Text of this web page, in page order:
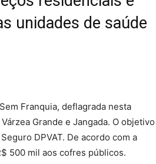
unidades de saúde
Franquia, deflagrada nesta
Grande e Jangada. O objetivo
DPVAT. De acordo com a
500 mil aos cofres públicos.